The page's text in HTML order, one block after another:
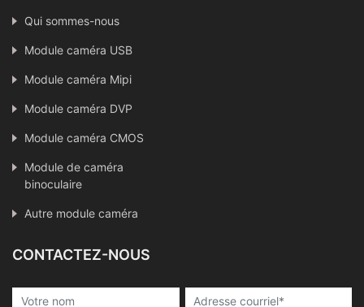
Qui sommes-nous
Module caméra USB
Module caméra Mipi
Module caméra DVP
Module caméra CMOS
Module de caméra
binoculaire
Autre module caméra
CONTACTEZ-NOUS